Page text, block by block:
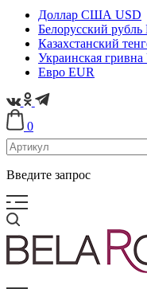
Доллар США USD
Белорусский рубль
Казахстанский
Украинская гривна
Евро EUR
0
Введите запрос